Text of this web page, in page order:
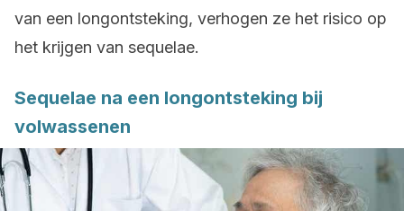
van een longontsteking, verhogen ze het risico op
het krijgen van sequelae.
Sequelae na een longontsteking bij
volwassenen